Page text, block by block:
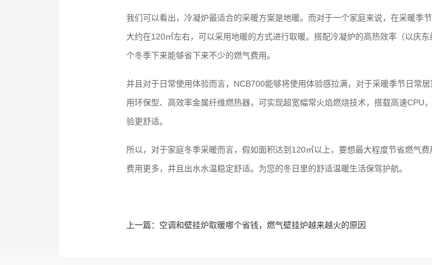
我们可以看出，冷凝炉最适合的采暖方案是地暖。而对于一个家庭来说，在采暖季
大约在120㎡左右，可以采用地暖的方式进行取暖。搭配冷凝炉的高热效率（以庆
个冬季下来能够省下来不少的燃气费用。
并且对于日常使用体验而言，NCB700能够将使用体验感拉满，对于采暖季节日常
用环保型、高效率金属纤维燃热器，可实现超宽幅常火焰燃烧技术，搭载高速
验更舒适。
所以，对于家庭冬季采暖而言，假如面积达到120㎡以上，要想最大程度节省燃气
费用更多，并且出水水温稳定舒适。为您的冬日里的舒适温暖生活保驾护航。
上一篇： 空调和壁挂炉取暖哪个省钱，燃气壁挂炉越来越火的原因